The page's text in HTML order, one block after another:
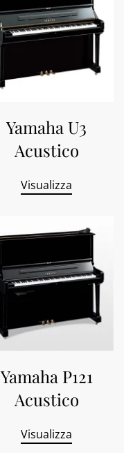
Yamaha U3
Acustico
Visualizza
Yamaha P121
Acustico
Visualizza